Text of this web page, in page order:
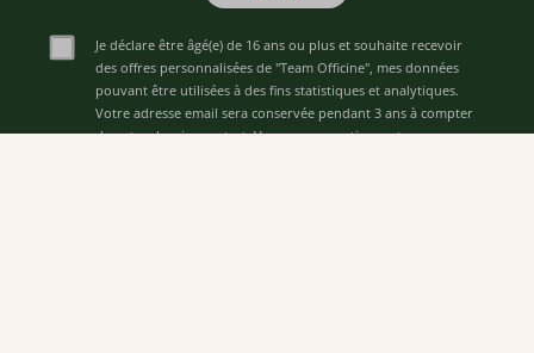
Je déclare être âgé(e) de 16 ans ou plus et souhaite recevoir
des offres personnalisées de "Team Officine", mes données
pouvant être utilisées à des fins statistiques et analytiques.
Votre adresse email sera conservée pendant 3 ans à compter
de votre dernier contact. Vous pouvez retirer votre